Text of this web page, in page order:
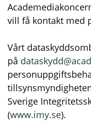
vill få kontakt med
Vårt
på
Sverige
(www.imy.se).